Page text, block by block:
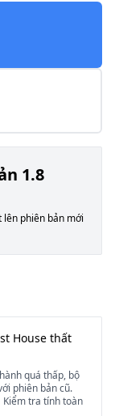
1.8
lên phiên bản mới
House thất
quá thấp, bộ
phiên bản cũ.
tra tính toàn